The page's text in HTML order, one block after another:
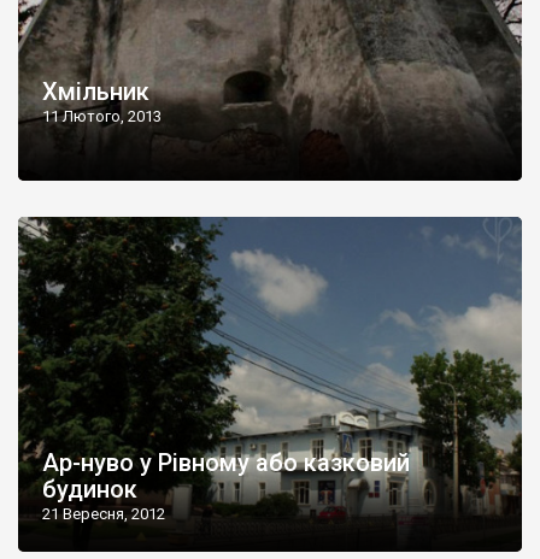
Хмільник
11 Лютого, 2013
Ар-нуво у Рівному або казковий
будинок
21 Вересня, 2012